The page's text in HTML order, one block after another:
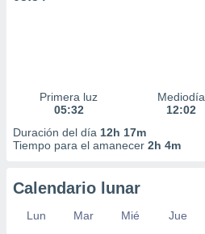
Primera luz
05:32
Mediodía
12:02
Duración del día 12h 17m
Tiempo para el amanecer 2h 4m
Calendario lunar
Lun Mar Mié Jue